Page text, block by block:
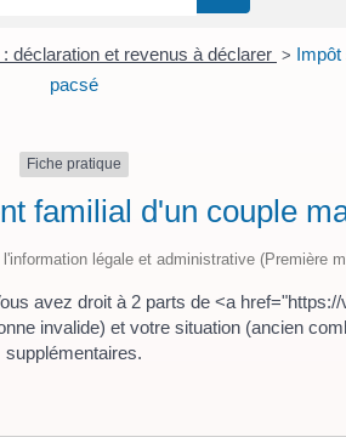
déclaration et revenus à déclarer > Impôt
pacsé
Fiche pratique
familial d'un couple
légale et administrative (Première
avez droit à 2 parts de <a
invalide) et votre situation (ancien
supplémentaires.